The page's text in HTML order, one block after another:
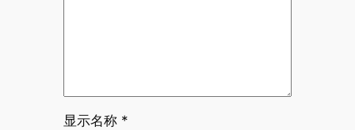
显示名称 *